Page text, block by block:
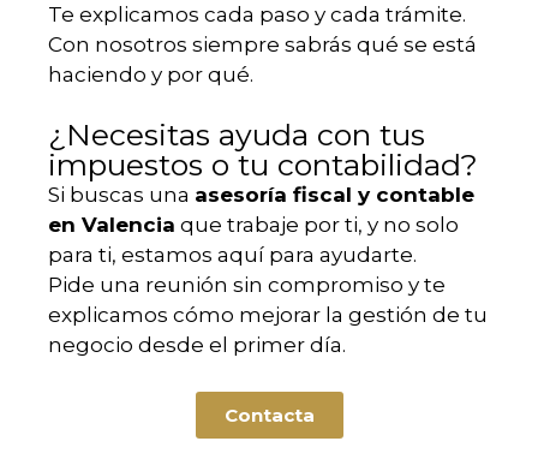
Te explicamos cada paso y cada trámite.
Con nosotros siempre sabrás qué se está
haciendo y por qué.
¿Necesitas ayuda con tus
impuestos o tu contabilidad?
Si buscas una asesoría fiscal y contable
en Valencia que trabaje por ti, y no solo
para ti, estamos aquí para ayudarte.
Pide una reunión sin compromiso y te
explicamos cómo mejorar la gestión de tu
negocio desde el primer día.
Contacta